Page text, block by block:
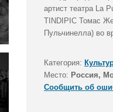
артист театра La
TINDIPIC Томас
Пульчинелла) во
Категория:
Место: Россия,
Сообщить об